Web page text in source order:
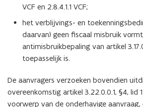
VCF en 2.8.4.1.1 VCF;
het verblijvings- en
daarvan) geen fiscaal misbruik
antimisbruikbepaling van artikel
toepasselijk is.
De aanvragers verzoeken bovendien
overeenkomstig artikel 3.22.0.0.1, §4, lid
voorwerp van de onderhavige